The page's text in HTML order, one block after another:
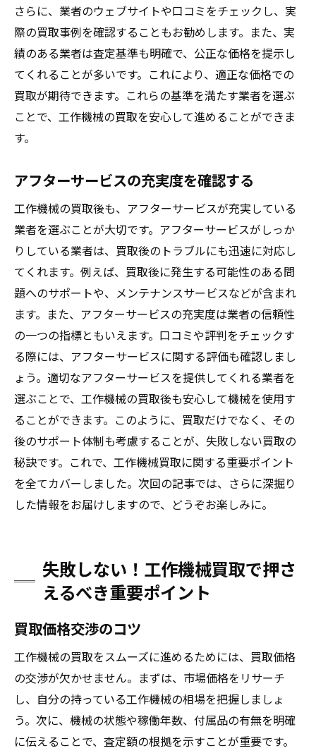
さらに、業者のウェブサイトや口コミをチェックし、実
際の買取事例を確認することもお勧めします。また、実
績のある業者は査定基準も明確で、公正な価格を提示し
てくれることが多いです。これにより、適正な価格での
買取が期待できます。これらの基準を満たす業者を選ぶ
ことで、工作機械の買取を安心して進めることができま
す。
アフターサービスの充実度を確認する
工作機械の買取後も、アフターサービスが充実している
業者を選ぶことが大切です。アフターサービスがしっか
りしている業者は、買取後のトラブルにも迅速に対応し
てくれます。例えば、買取後に発生する可能性のある問
題へのサポートや、メンテナンスサービスなどが含まれ
ます。また、アフターサービスの充実度は業者の信頼性
の一つの指標ともいえます。口コミや評判をチェックす
る際には、アフターサービスに関する評価も確認しまし
ょう。適切なアフターサービスを提供してくれる業者を
選ぶことで、工作機械の買取後も安心して機械を使用す
ることができます。このように、買取だけでなく、その
後のサポート体制も考慮することが、失敗しない買取の
秘訣です。これで、工作機械買取に関する重要ポイント
を全てカバーしました。次回の記事では、さらに深掘り
した情報をお届けしますので、どうぞお楽しみに。
失敗しない！工作機械買取で押さ
えるべき重要ポイント
買取価格交渉のコツ
工作機械の買取をスムーズに進めるためには、買取価格
の交渉が欠かせません。まずは、市場価格をリサーチ
し、自分の持っている工作機械の相場を把握しましょ
う。次に、機械の状態や稼働年数、付属品の有無を明確
に伝えることで、査定額の根拠を示すことが重要です。